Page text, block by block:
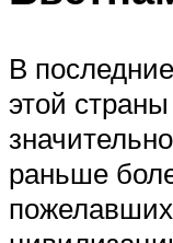
В
этой
раньше
пожелавших